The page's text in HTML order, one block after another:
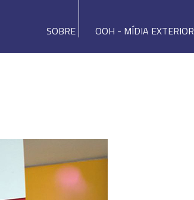
SOBRE OOH - MÍDIA EXTERIOR